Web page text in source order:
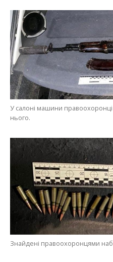
У салоні машини
нього.
Знайдені правоохоронцями